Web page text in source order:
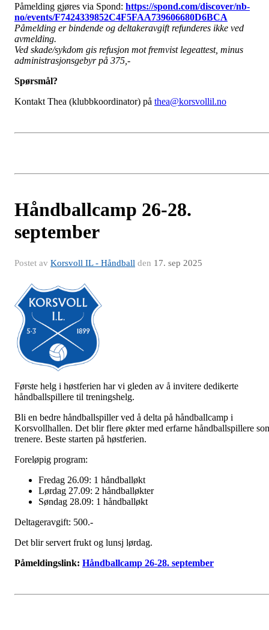
Påmelding gjøres via Spond: https://spond.com/discover/nb-
no/events/F7424339852C4F5FAA739606680D6BCA
Påmelding er bindende og deltakeravgift refunderes ikke ved
avmelding.
Ved skade/sykdom gis refusjon mot fremvist legeattest, minus
administrasjonsgebyr på 375,-
Spørsmål?
Kontakt Thea (klubbkoordinator) på thea@korsvollil.no
Håndballcamp 26-28.
september
Postet av Korsvoll IL - Håndball den 17. sep 2025
Første helg i høstferien har vi gleden av å invitere dedikerte
håndballspillere til treningshelg.
Bli en bedre håndballspiller ved å delta på håndballcamp i
Korsvollhallen. Det blir flere økter med erfarne håndballspillere
trenere. Beste starten på høstferien.
Foreløpig program:
Fredag 26.09: 1 håndballøkt
Lørdag 27.09: 2 håndballøkter
Søndag 28.09: 1 håndballøkt
Deltageravgift: 500.-
Det blir servert frukt og lunsj lørdag.
Påmeldingslink: Håndballcamp 26-28. september